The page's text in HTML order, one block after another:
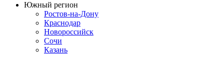
Южный регион
Ростов-на-Дону
Краснодар
Новороссийск
Сочи
Казань